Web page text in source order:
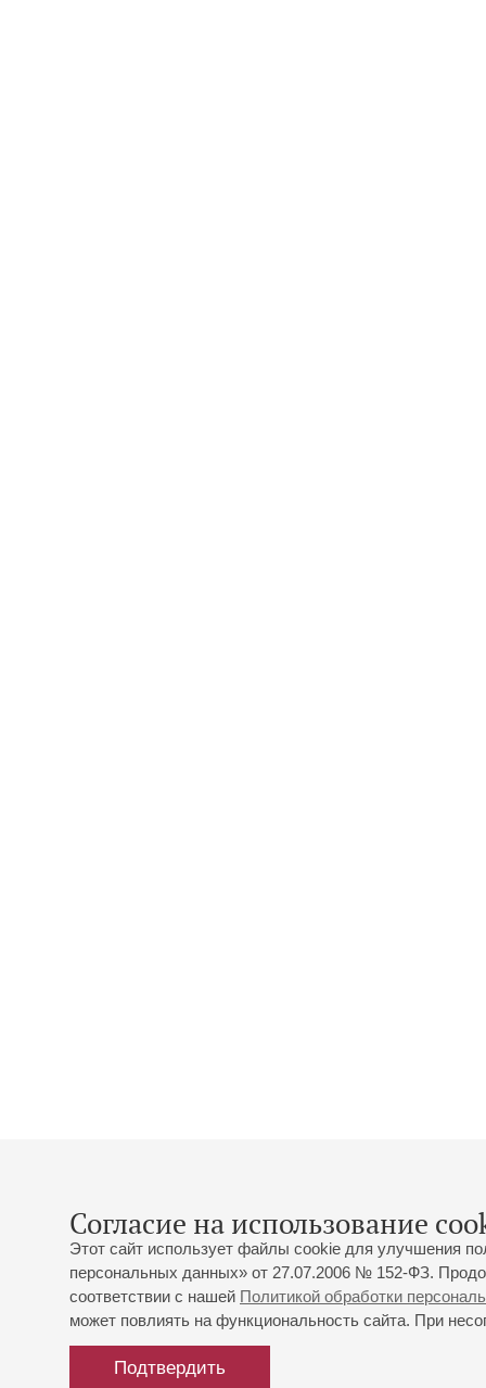
Согласие на использование
Этот сайт использует файлы cookie для улучшения
персональных данных» от 27.07.2006 № 152-ФЗ.
соответствии с нашей Политикой обработки
может повлиять на функциональность сайта. При
Подтвердить